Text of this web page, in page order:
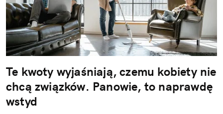
Te kwoty wyjaśniają, czemu kobiety nie
chcą związków. Panowie, to naprawdę
wstyd